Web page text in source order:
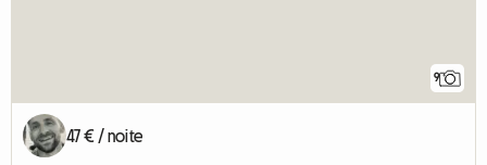
9
47 € / noite